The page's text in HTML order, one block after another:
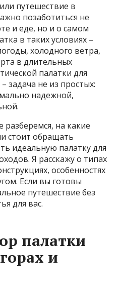
путешествие в
позаботиться не
и еде, но и о самом
в таких условиях –
холодного ветра,
в длительных
палатки для
задача не из простых:
надежной,
разберемся, на какие
стоит обращать
идеальную палатку для
Я расскажу о типах
особенностях
Если вы готовы
путешествие без
для вас.
палатки
и